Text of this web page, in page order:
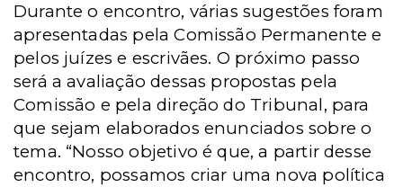
Durante o encontro, várias sugestões foram
apresentadas pela Comissão Permanente e
pelos juízes e escrivães. O próximo passo
será a avaliação dessas propostas pela
Comissão e pela direção do Tribunal, para
que sejam elaborados enunciados sobre o
tema. “Nosso objetivo é que, a partir desse
encontro, possamos criar uma nova política